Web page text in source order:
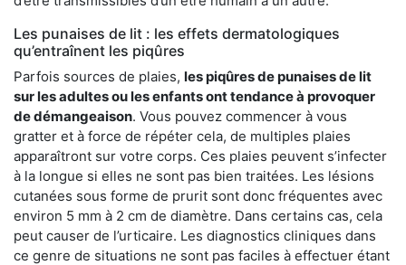
Les punaises de lit : les effets dermatologiques
qu’entraînent les piqûres
Parfois sources de plaies, les piqûres de punaises de lit
sur les adultes ou les enfants ont tendance à provoquer
de démangeaison. Vous pouvez commencer à vous
gratter et à force de répéter cela, de multiples plaies
apparaîtront sur votre corps. Ces plaies peuvent s’infecter
à la longue si elles ne sont pas bien traitées. Les lésions
cutanées sous forme de prurit sont donc fréquentes avec
environ 5 mm à 2 cm de diamètre. Dans certains cas, cela
peut causer de l’urticaire. Les diagnostics cliniques dans
ce genre de situations ne sont pas faciles à effectuer étant